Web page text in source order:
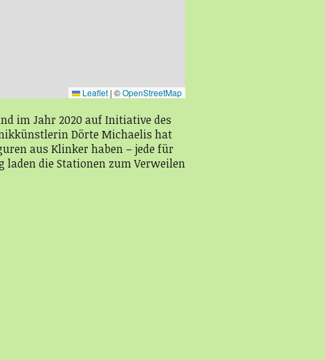
Leaflet | ©OpenStreetMap
im Jahr 2020 auf Initiative des
Dörte Michaelis hat
aus Klinker haben – jede für
laden die Stationen zum Verweilen